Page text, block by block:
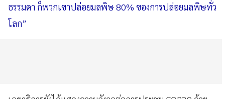
ธรรมดา ก็พวกเขาปล่อยมลพิษ 80% ของการปล่อยมลพิษทั่ว
โลก”